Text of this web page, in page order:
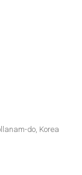
do, Korea